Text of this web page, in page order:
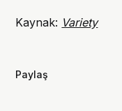
Kaynak: Variety
Paylaş